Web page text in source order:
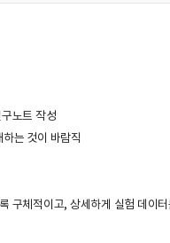
노트 작성
는 것이 바람직
구체적이고, 상세하게 실험 데이